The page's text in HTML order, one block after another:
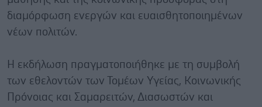
διαμόρφωση ενεργών και ευαισθητοποιημένων
νέων πολιτών.
Η εκδήλωση πραγματοποιήθηκε με τη συμβολή
των εθελοντών των Τομέων Υγείας, Κοινωνικής
Πρόνοιας και Σαμαρειτών, Διασωστών και